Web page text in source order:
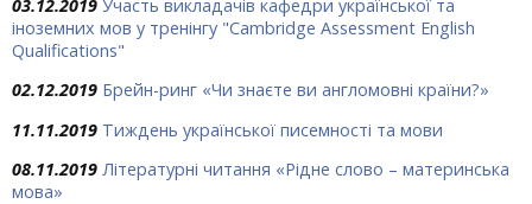
03.12.2019 Участь викладачів кафедри української та
іноземних мов у тренінгу "Cambridge Assessment English
Qualifications"
02.12.2019 Брейн-ринг «Чи знаєте ви англомовні країни?»
11.11.2019 Тиждень української писемності та мови
08.11.2019 Літературні читання «Рідне слово – материнська
мова»